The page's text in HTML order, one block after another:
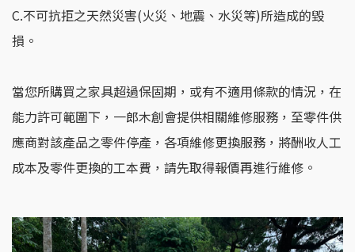
C.不可抗拒之天然災害(火災、地震、水災等)所造成的毀
損。
當您所購買之家具超過保固期，或有不適用條款的情況，在
能力許可範圍下，一郎木創會提供相關維修服務，至零件供
應商對該產品之零件停產，各項維修更換服務，將酬收人工
成本及零件更換的工本費，請先取得報價再進行維修。